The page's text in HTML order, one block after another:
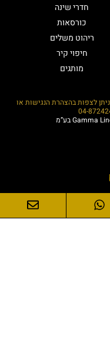
חדרי שינה
כורסאות
ריהוט משלים
חיפוי קיר
מותגים
לצפות בהצהרת הנגישות או
04-